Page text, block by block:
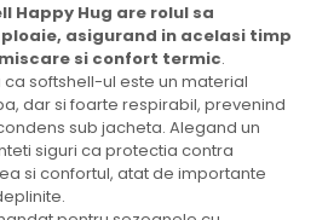
Happy Hug are rolul sa
asigurand in acelasi timp
si confort termic.
ca softshell-ul este un material
dar si foarte respirabil, prevenind
sub jacheta. Alegand un
siguri ca protectia contra
si confortul, atat de importante